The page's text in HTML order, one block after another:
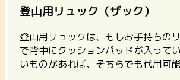
登山用リュック（ザック）
登山用リュックは、もしお手持ちの
で背中にクッションパッドが入って
いものがあれば、そちらでも代用可能